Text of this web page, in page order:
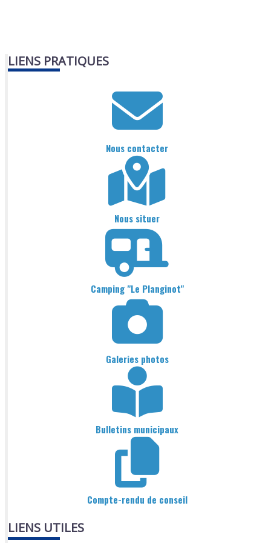
LIENS PRATIQUES
Nous contacter
Nous situer
Camping "Le Planginot"
Galeries photos
Bulletins municipaux
Compte-rendu de conseil
LIENS UTILES